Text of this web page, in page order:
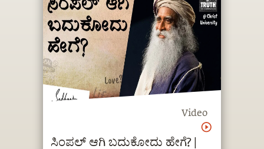
Video
ಸಿಂಪಲ್ ಆಗಿ ಬದುಕೋದು ಹೇಗೆ? |